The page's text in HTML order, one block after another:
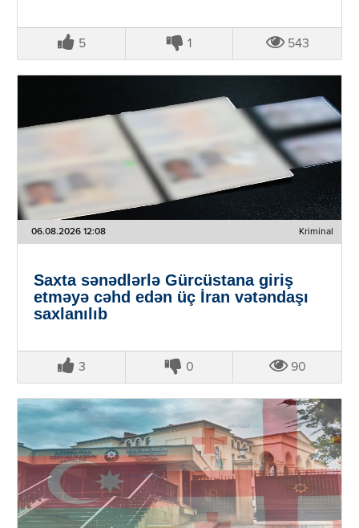
5 1 543
06.08.2026 12:08 Kriminal
Saxta sənədlərlə Gürcüstana giriş
etməyə cəhd edən üç İran vətəndaşı
saxlanılıb
3 0 90